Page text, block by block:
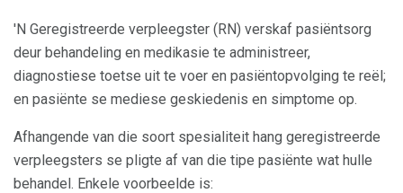
'N Geregistreerde verpleegster (RN) verskaf pasiëntsorg
deur behandeling en medikasie te administreer,
diagnostiese toetse uit te voer en pasiëntopvolging te reël;
en pasiënte se mediese geskiedenis en simptome op.
Afhangende van die soort spesialiteit hang geregistreerde
verpleegsters se pligte af van die tipe pasiënte wat hulle
behandel. Enkele voorbeelde is: